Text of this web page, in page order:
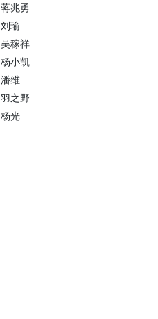
蒋兆勇
刘瑜
吴稼祥
杨小凯
潘维
羽之野
杨光